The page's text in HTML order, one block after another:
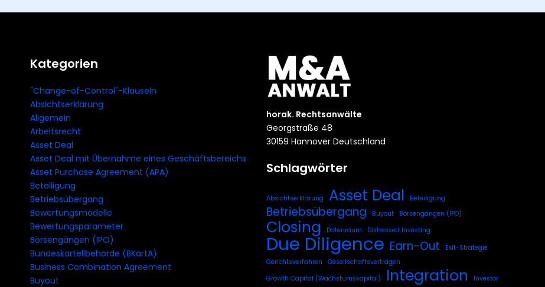
Kategorien
"Change-of-Control"-Klauseln
Absichtserklärung
Allgemein
Arbeitsrecht
Asset Deal
Asset Deal mit Übernahme eines Geschäftsbereichs
Asset Purchase Agreement (APA)
Beteiligung
Betriebsübergang
Bewertungsmodelle
Bewertungsparameter
Börsengängen (IPO)
Bundeskartellbehörde (BKartA)
Business Combination Agreement
Buyout
horak. Rechtsanwälte
Georgstraße 48
30159 Hannover Deutschland
Schlagwörter
Absichtserklärung Asset Deal Beteiligung
Betriebsübergang Buyout Börsengängen (IPO)
Closing Datenraum Distressed Investing
Due Diligence Earn-Out
Exit-Strategie
Gerichtsverfahren
Gesellschaftsverträgen
Growth Capital (Wachstumskapital)
Integration
Investor